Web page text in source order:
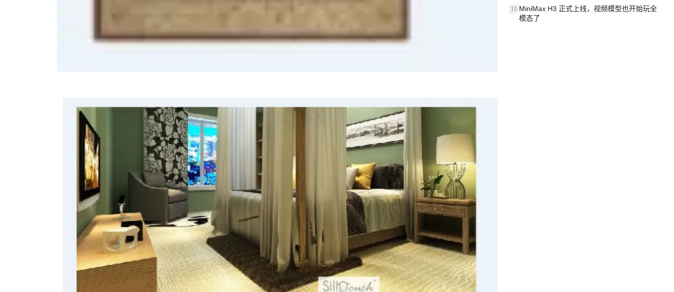
10 MiniMax H3 正式上线，视频模型也开始玩全
模态了